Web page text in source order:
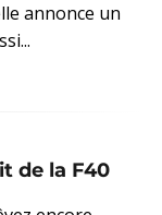
annonce un
de la F40